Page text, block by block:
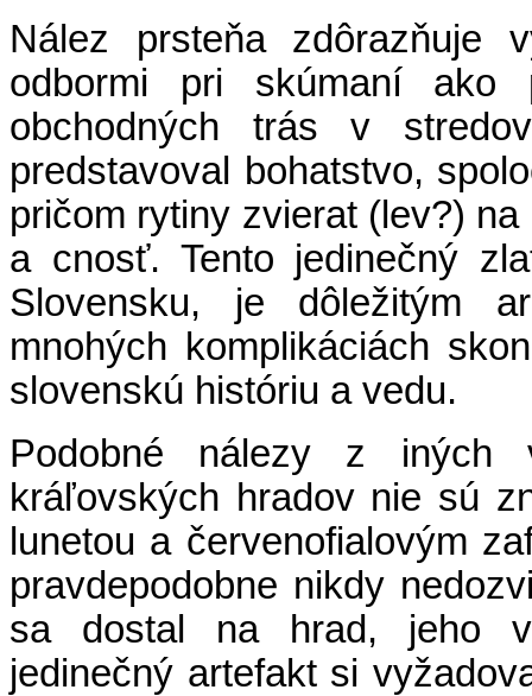
Nález prsteňa zdôrazňuje
odbormi pri skúmaní ako
obchodných trás v
predstavoval bohatstvo,
pričom rytiny zvierat (lev?)
a cnosť. Tento jedinečný
Slovensku, je dôležitým
mnohých komplikáciách
slovenskú históriu a vedu.
Podobné nálezy z iných
kráľovských hradov nie sú
lunetou a červenofialovým
pravdepodobne nikdy
sa dostal na hrad, jeho
jedinečný artefakt si